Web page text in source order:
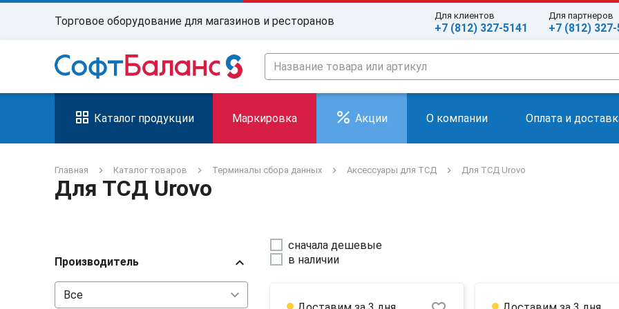
Торговое оборудование для магазинов и ресторанов Для клиентов
+7 (812) 327-5141
Для партнеров
+7 (812)
Каталог продукции Маркировка Акции О компании Оплата и
Главная Каталог товаров Терминалы сбора данных Аксессуары для ТСД Для ТСД Urovo
Для ТСД Urovo
Производитель chevron_right
сначала дешевые
в наличии